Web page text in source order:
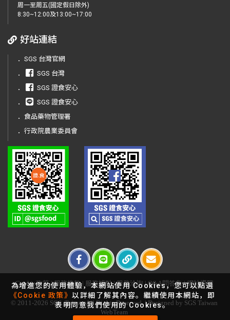
周一至周五(國定假日除外)
8:30~12:00及13:00~17:00
好站連結
． SGS 台灣官網
．
SGS 台灣
．
SGS 證食安心
．
SGS 證食安心
． 食品藥物管理署
． 行政院農業委員會
Cookie政策 |服務條款 | 服務據點 |服務洽詢 |Q&A問答集 |網站導覽
© 2011-2026 SGS. Taiwan All Rights Reserved. | Designed by SGS Taiwan
WebTeam
為增進您的使用體驗，本網站使用 Cookies，您可以點選
《Cookie 政策》以詳細了解其內容。繼續使用本網站，即
表明同意我們使用的 Cookies。